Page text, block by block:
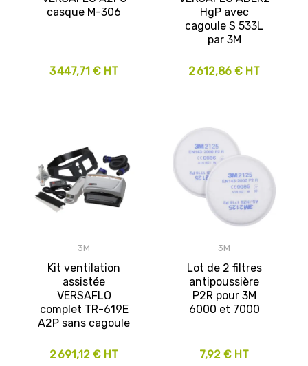
casque M-306
3 447,71 € HT
HgP avec
cagoule S 533L
par 3M
2 612,86 € HT
3M
Kit ventilation
assistée
VERSAFLO
complet TR-619E
A2P sans cagoule
2 691,12 € HT
3M
Lot de 2 filtres
antipoussière
P2R pour 3M
6000 et 7000
7,92 € HT